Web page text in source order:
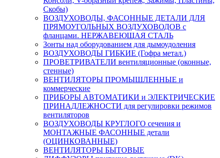
Скобы)
ВОЗДУХОВОДЫ, ФАСОННЫЕ ДЕТАЛИ ДЛЯ
ПРЯМОУГОЛЬНЫХ ВОЗДУХОВОДОВ с
фланцами. НЕРЖАВЕЮЩАЯ СТАЛЬ
Зонты над оборудованием для дымоудоления
ВОЗДУХОВОДЫ ГИБКИЕ (Гофра метал.)
ПРОВЕТРИВАТЕЛИ вентиляционные (оконные,
стенные)
ВЕНТИЛЯТОРЫ ПРОМЫШЛЕННЫЕ и
коммерческие
ПРИБОРЫ АВТОМАТИКИ и ЭЛЕКТРИЧЕСКИЕ
ПРИНАДЛЕЖНОСТИ для регулировки режимов
вентиляторов
ВОЗДУХОВОДЫ КРУГЛОГО сечения и
МОНТАЖНЫЕ ФАСОННЫЕ детали
(ОЦИНКОВАННЫЕ)
ВЕНТИЛЯТОРЫ БЫТОВЫЕ